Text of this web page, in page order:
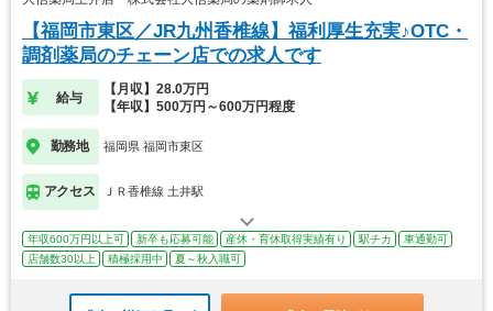
【福岡市東区／JR九州香椎線】福利厚生充実♪OTC・
調剤薬局のチェーン店での求人です
給与
【月収】28.0万円
【年収】500万円～600万円程度
勤務地 福岡県 福岡市東区
アクセス ＪＲ香椎線 土井駅
年収600万円以上可 新卒も応募可能 産休・育休取得実績有り 駅チカ
車通勤可
店舗数30以上
積極採用中 夏～秋入職可